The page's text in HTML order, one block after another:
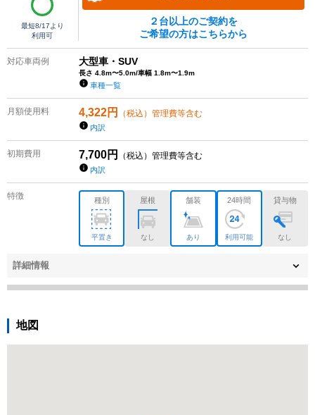
最短8/17 より
利用可
２台以上のご契約を
ご希望の方はこちらから
対応車両例 大型車・SUV
長さ 4.8m〜5.0m/車幅 1.8m〜1.9m
車種一覧
月額使用料 4,322円 （税込）管理費等含む
内訳
初期費用 7,700円 （税込）管理費等含む
内訳
特徴 種別
平置き
屋根
なし
舗装
あり
24時間
利用可能
貸与物
なし
詳細情報
地図